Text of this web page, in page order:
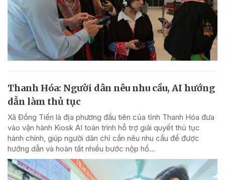
Thanh Hóa: Người dân nêu nhu cầu, AI hướng
dẫn làm thủ tục
Xã Đồng Tiến là địa phương đầu tiên của tỉnh Thanh Hóa đưa
vào vận hành Kiosk AI toàn trình hỗ trợ giải quyết thủ tục
hành chính, giúp người dân chỉ cần nêu nhu cầu để được
hướng dẫn và hoàn tất nhiều bước nộp hồ...